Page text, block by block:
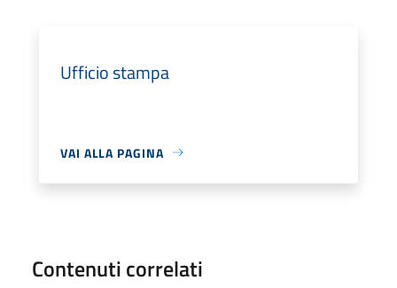
Ufficio stampa
VAI ALLA PAGINA
Contenuti correlati